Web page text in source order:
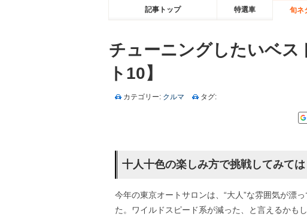
記事トップ 特選車 旬ネ
チューニングしたいベ
ト10】
カテゴリー: クルマ タグ:
十人十色の楽しみ方で挑戦してみては
今年の東京オートサロンは、“大人”な雰囲気が漂っ
た。ワイルドスピード系が減った、と言えるかも